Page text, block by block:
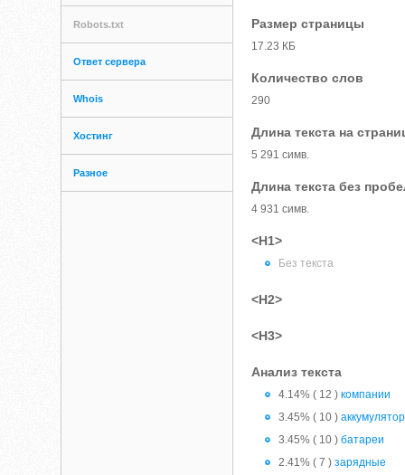
Robots.txt
Ответ сервера
Whois
Хостинг
Разное
Размер страницы
17.23 КБ
Количество слов
290
Длина текста на
5 291 симв.
Длина текста без
4 931 симв.
<H1>
Без текста
<H2>
<H3>
Анализ текста
4.14% ( 12 )компании
3.45% ( 10 )
3.45% ( 10 )батареи
2.41% ( 7 )зарядные